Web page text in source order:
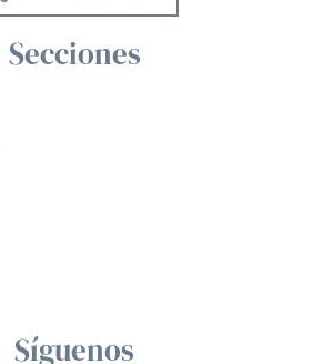
Secciones
Síguenos